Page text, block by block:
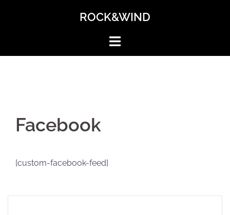
ROCK&WIND
Facebook
[custom-facebook-feed]